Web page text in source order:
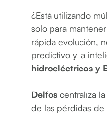
¿Está utilizando
solo para
rápida evolución,
predictivo y la
hidroeléctricos y
Delfos centraliza
de las pérdidas de